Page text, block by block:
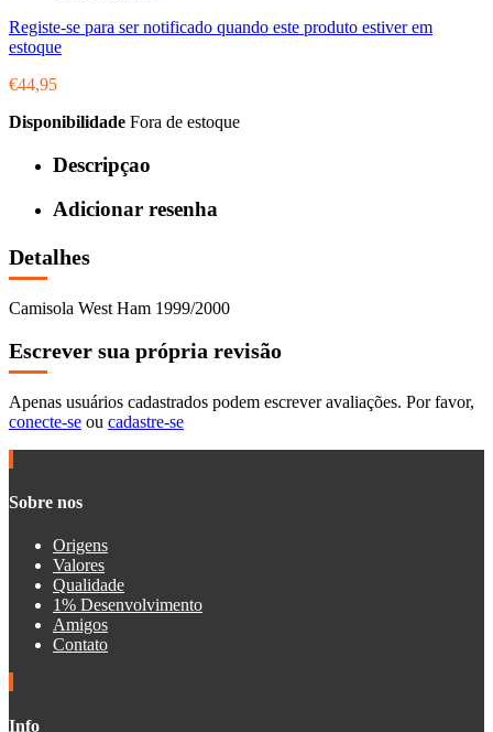
Registe-se para ser notificado quando este produto estiver em
estoque
€44,95
Disponibilidade Fora de estoque
Descripçao
Adicionar resenha
Detalhes
Camisola West Ham 1999/2000
Escrever sua própria revisão
Apenas usuários cadastrados podem escrever avaliações. Por favor,
conecte-se ou cadastre-se
Sobre nos
Origens
Valores
Qualidade
1% Desenvolvimento
Amigos
Contato
Info